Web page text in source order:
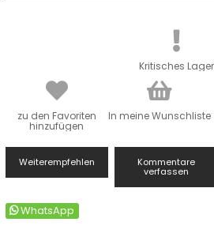
Kritisches Lager
zu den Favoriten
hinzufügen
In meine Wunschliste
Weiterempfehlen Kommentare
verfassen
WhatsApp